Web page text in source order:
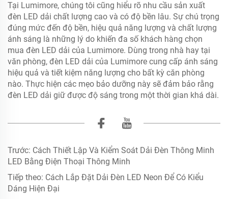
Tại Lumimore, chúng tôi cũng hiểu rõ nhu cầu sản xuất
đèn LED dải chất lượng cao và có độ bền lâu. Sự chú trọng
đúng mức đến độ bền, hiệu quả năng lượng và chất lượng
ánh sáng là những lý do khiến đa số khách hàng chọn
mua đèn LED dải của Lumimore. Dùng trong nhà hay tại
văn phòng, đèn LED dải của Lumimore cung cấp ánh sáng
hiệu quả và tiết kiệm năng lượng cho bất kỳ căn phòng
nào. Thực hiện các mẹo bảo dưỡng này sẽ đảm bảo rằng
đèn LED dải giữ được độ sáng trong một thời gian khá dài.
Trước: Cách Thiết Lập Và Kiểm Soát Dải Đèn Thông Minh
LED Bằng Điện Thoại Thông Minh
Tiếp theo: Cách Lắp Đặt Dải Đèn LED Neon Để Có Kiểu
Dáng Hiện Đại